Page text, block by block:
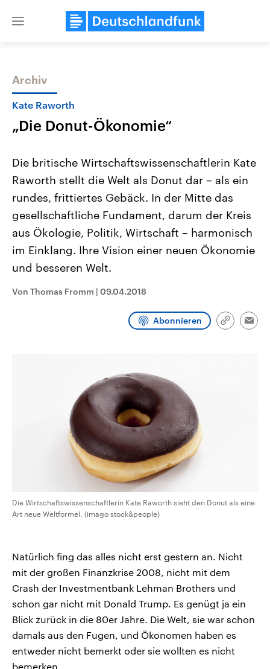
Close
Themen
Aktuelle Beiträge, Analysen und
Hintergründe
Wirtschaftlich und militärisch
gehören die Vereinigten Staaten zu
den mächtigsten Ländern der Erde,
mit großem Einfluss auf das
Nahostkonflikt
Aktuelle Lage und
Der Überfall der
Terrororganisation Hamas
Oktober 2023 auf Israel
Archiv
Kate Raworth
„Die Donut-Ökonomie“
Die britische Wirtschaftswissenschaftlerin Kate
Raworth stellt die Welt als Donut dar – als ein
rundes, frittiertes Gebäck. In der Mitte das
gesellschaftliche Fundament, darum der Kreis
aus Ökologie, Politik, Wirtschaft – harmonisch
im Einklang. Ihre Vision einer neuen Ökonomie
und besseren Welt.
Von Thomas Fromm | 09.04.2018
Abonnieren
Link
Die Wirtschaftswissenschaftlerin Kate Raworth sieht den Donut als eine
Art neue Weltformel. (imago stock&people)
Natürlich fing das alles nicht erst gestern an. Nicht
mit der großen Finanzkrise 2008, nicht mit dem
Crash der Investmentbank Lehman Brothers und
schon gar nicht mit Donald Trump. Es genügt ja ein
Blick zurück in die 80er Jahre. Die Welt, sie war schon
damals aus den Fugen, und Ökonomen haben es
entweder nicht bemerkt oder sie wollten es nicht
bemerken.